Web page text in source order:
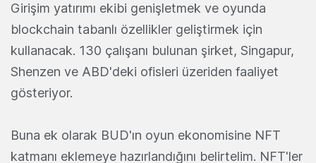
Girişim yatırımı ekibi genişletmek ve oyunda
blockchain tabanlı özellikler geliştirmek için
kullanacak. 130 çalışanı bulunan şirket, Singapur,
Shenzen ve ABD'deki ofisleri üzeriden faaliyet
gösteriyor.
Buna ek olarak BUD'ın oyun ekonomisine NFT
katmanı eklemeye hazırlandığını belirtelim. NFT'ler